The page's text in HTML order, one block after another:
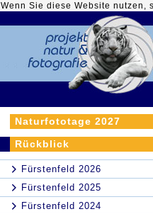
Wenn Sie diese Website nutzen,
Naturfototage 2027
Rückblick
Fürstenfeld 2026
Fürstenfeld 2025
Fürstenfeld 2024